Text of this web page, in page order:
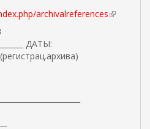
archivalreferences(
ДАТЫ: